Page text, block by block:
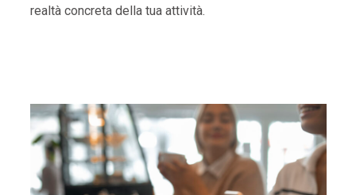
realtà concreta della tua attività.